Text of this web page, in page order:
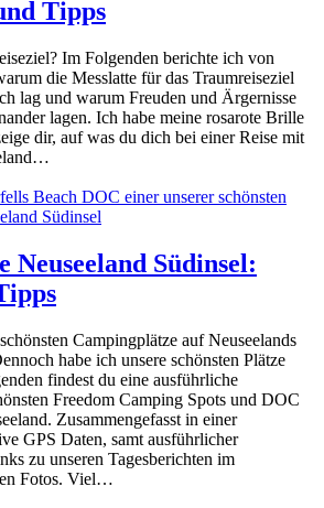
Tipps
Im Folgenden berichte ich von
die Messlatte für das Traumreiseziel
lag und warum Freuden und Ärgernisse
lagen. Ich habe meine rosarote Brille
dir, auf was du dich bei einer Reise mit
Neuseeland Südinsel:
Campingplätze auf Neuseelands
habe ich unsere schönsten Plätze
findest du eine ausführliche
Freedom Camping Spots und DOC
Zusammengefasst in einer
GPS Daten, samt ausführlicher
zu unseren Tagesberichten im
Fotos. Viel…